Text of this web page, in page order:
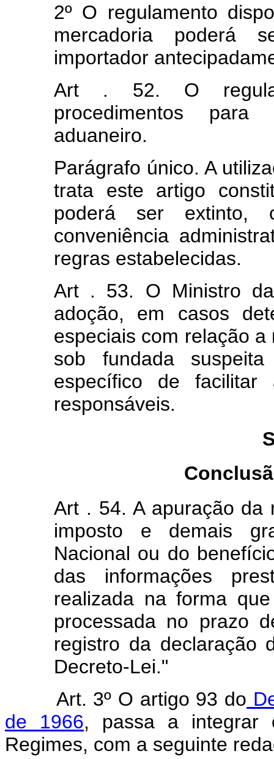
2º O regulamento
mercadoria poderá
importador
Art . 52. O
procedimentos para
aduaneiro.
Parágrafo único. A
trata este artigo
poderá ser extinto,
conveniência
regras estabelecidas.
Art . 53. O Ministro
adoção, em casos
especiais com relação
sob fundada
específico de facilitar
responsáveis.
Art . 54. A apuração da
imposto e demais
Nacional ou do
das informações
realizada na forma
processada no prazo
registro da declaração
Decreto-Lei."
Art. 3º O artigo 93 do
de 1966, passa a integrar
Regimes, com a seguinte